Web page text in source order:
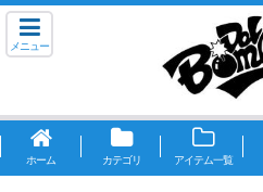
メニュー
ホーム カテゴリ アイテム一覧